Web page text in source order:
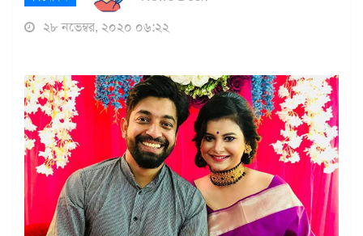
২৮ নভেম্বর, ২০২০ ০৬:২২